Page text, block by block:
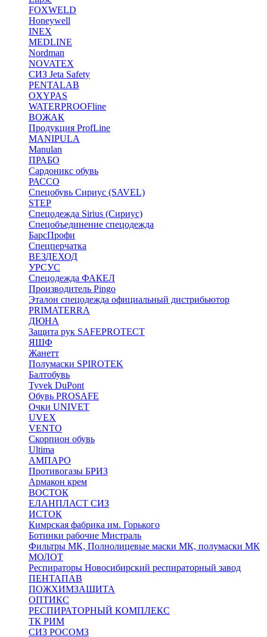
FOXWELD
Honeywell
INEX
MEDLINE
Nordman
NOVATEX
СИЗ Jeta Safety
PENTALAB
OXYPAS
WATERPROOFline
ВОЖАК
Продукция ProfLine
MANIPULA
Manulan
ПРАБО
Сардоникс обувь
РАССО
Спецобувь Сириус (SAVEL)
STEP
Спецодежда Sirius (Сириус)
Спецобъединение спецодежда
БарсПрофи
Спецперчатка
ВЕЗДЕХОД
УРСУС
Спецодежда ФАКЕЛ
Производитель Pingo
Эталон спецодежда официальный дистрибьютор
PRIMATERRA
ДЮНА
Защита рук SAFEPROTECT
ЯШФ
Жанетт
Полумаски SPIROTEK
Балтобувь
Tyvek DuPont
Обувь PROSAFE
Очки UNIVET
UVEX
VENTO
Скорпион обувь
Ultima
АМПАРО
Противогазы БРИЗ
Армакон крем
ВОСТОК
ЕЛАНПЛАСТ СИЗ
ИСТОК
Кимрская фабрика им. Горького
Ботинки рабочие Мистраль
Фильтры МК, Полнолицевые маски МК, полумаски МК
МОЛОТ
Респираторы Новосибирский респираторный завод
ПЕНТАПАВ
ПОЖХИМЗАЩИТА
ОПТИКС
РЕСПИРАТОРНЫЙ КОМПЛЕКС
ТК РИМ
СИЗ РОСОМЗ